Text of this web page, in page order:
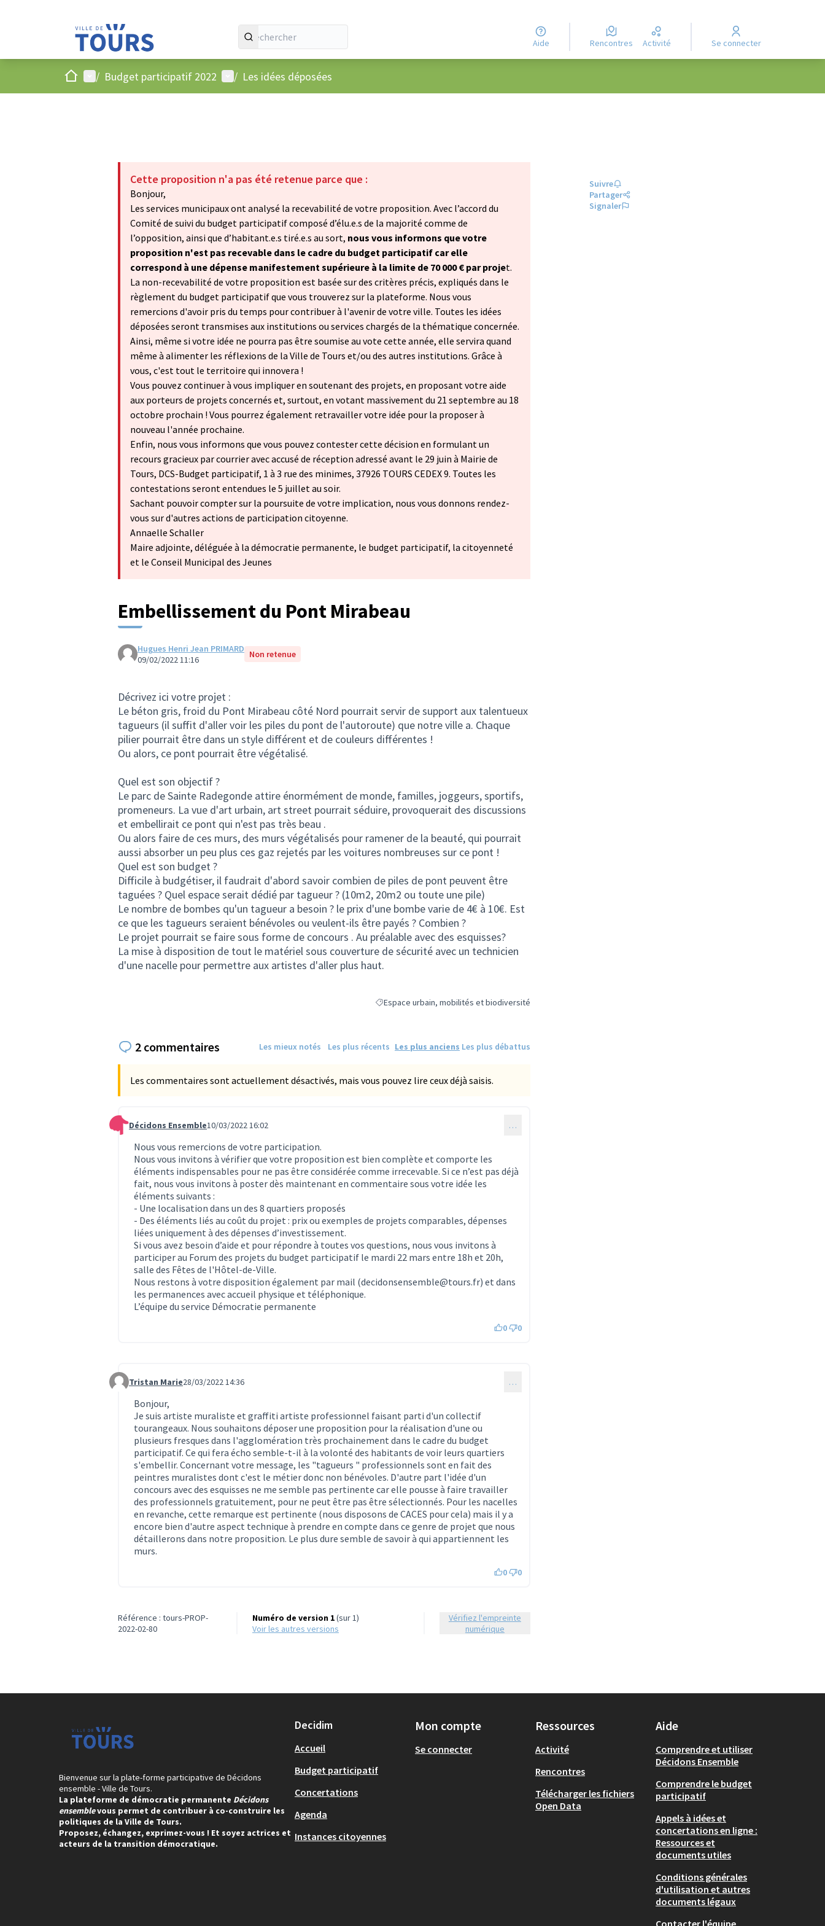
Aide Rencontres Activité Se connecter
AccueilMenu principal
/ Budget participatif 2022 Menu utilisateur
/ Les idées déposées
Cette proposition n'a pas été retenue parce que :
Bonjour,
Les services municipaux ont analysé la recevabilité de votre proposition. Avec l’accord du
Comité de suivi du budget participatif composé d’élu.e.s de la majorité comme de
l’opposition, ainsi que d’habitant.e.s tiré.e.s au sort, nous vous informons que votre
proposition n'est pas recevable dans le cadre du budget participatif car elle
correspond à une dépense manifestement supérieure à la limite de 70 000 € par projet.
La non-recevabilité de votre proposition est basée sur des critères précis, expliqués dans le
règlement du budget participatif que vous trouverez sur la plateforme. Nous vous
remercions d'avoir pris du temps pour contribuer à l'avenir de votre ville. Toutes les idées
déposées seront transmises aux institutions ou services chargés de la thématique concernée.
Ainsi, même si votre idée ne pourra pas être soumise au vote cette année, elle servira quand
même à alimenter les réflexions de la Ville de Tours et/ou des autres institutions. Grâce à
vous, c'est tout le territoire qui innovera !
Vous pouvez continuer à vous impliquer en soutenant des projets, en proposant votre aide
aux porteurs de projets concernés et, surtout, en votant massivement du 21 septembre au 18
octobre prochain ! Vous pourrez également retravailler votre idée pour la proposer à
nouveau l'année prochaine.
Enfin, nous vous informons que vous pouvez contester cette décision en formulant un
recours gracieux par courrier avec accusé de réception adressé avant le 29 juin à Mairie de
Tours, DCS-Budget participatif, 1 à 3 rue des minimes, 37926 TOURS CEDEX 9. Toutes les
contestations seront entendues le 5 juillet au soir.
Sachant pouvoir compter sur la poursuite de votre implication, nous vous donnons rendez-
vous sur d'autres actions de participation citoyenne.
Annaelle Schaller
Maire adjointe, déléguée à la démocratie permanente, le budget participatif, la citoyenneté
et le Conseil Municipal des Jeunes
Embellissement du Pont Mirabeau
Hugues Henri Jean PRIMARD
09/02/2022 11:16
Non retenue
Décrivez ici votre projet :
Le béton gris, froid du Pont Mirabeau côté Nord pourrait servir de support aux talentueux
tagueurs (il suffit d'aller voir les piles du pont de l'autoroute) que notre ville a. Chaque
pilier pourrait être dans un style différent et de couleurs différentes !
Ou alors, ce pont pourrait être végétalisé.
Quel est son objectif ?
Le parc de Sainte Radegonde attire énormément de monde, familles, joggeurs, sportifs,
promeneurs. La vue d'art urbain, art street pourrait séduire, provoquerait des discussions
et embellirait ce pont qui n'est pas très beau .
Ou alors faire de ces murs, des murs végétalisés pour ramener de la beauté, qui pourrait
aussi absorber un peu plus ces gaz rejetés par les voitures nombreuses sur ce pont !
Quel est son budget ?
Difficile à budgétiser, il faudrait d'abord savoir combien de piles de pont peuvent être
taguées ? Quel espace serait dédié par tagueur ? (10m2, 20m2 ou toute une pile)
Le nombre de bombes qu'un tagueur a besoin ? le prix d'une bombe varie de 4€ à 10€. Est
ce que les tagueurs seraient bénévoles ou veulent-ils être payés ? Combien ?
Le projet pourrait se faire sous forme de concours . Au préalable avec des esquisses?
La mise à disposition de tout le matériel sous couverture de sécurité avec un technicien
d'une nacelle pour permettre aux artistes d'aller plus haut.
Filtrer les résultats de la catégorie : Espace urbain, mobilités et biodiversité
Espace urbain, mobilités et biodiversité
Suivre
Partager
Signaler
2 commentaires Les mieux notés Les plus récents Les plus anciens Les plus débattus
Les commentaires sont actuellement désactivés, mais vous pouvez lire ceux déjà saisis.
Commentaire 160
Décidons Ensemble10/03/2022 16:02 …
Nous vous remercions de votre participation.
Nous vous invitons à vérifier que votre proposition est bien complète et comporte les
éléments indispensables pour ne pas être considérée comme irrecevable. Si ce n’est pas déjà
fait, nous vous invitons à poster dès maintenant en commentaire sous votre idée les
éléments suivants :
- Une localisation dans un des 8 quartiers proposés
- Des éléments liés au coût du projet : prix ou exemples de projets comparables, dépenses
liées uniquement à des dépenses d’investissement.
Si vous avez besoin d’aide et pour répondre à toutes vos questions, nous vous invitons à
participer au Forum des projets du budget participatif le mardi 22 mars entre 18h et 20h,
salle des Fêtes de l'Hôtel-de-Ville.
Nous restons à votre disposition également par mail (decidonsensemble@tours.fr) et dans
les permanences avec accueil physique et téléphonique.
L’équipe du service Démocratie permanente
0 0
Commentaire 484
Tristan Marie28/03/2022 14:36 …
Bonjour,
Je suis artiste muraliste et graffiti artiste professionnel faisant parti d'un collectif
tourangeaux. Nous souhaitons déposer une proposition pour la réalisation d'une ou
plusieurs fresques dans l'agglomération très prochainement dans le cadre du budget
participatif. Ce qui fera écho semble-t-il à la volonté des habitants de voir leurs quartiers
s'embellir. Concernant votre message, les "tagueurs " professionnels sont en fait des
peintres muralistes dont c'est le métier donc non bénévoles. D'autre part l'idée d'un
concours avec des esquisses ne me semble pas pertinente car elle pousse à faire travailler
des professionnels gratuitement, pour ne peut être pas être sélectionnés. Pour les nacelles
en revanche, cette remarque est pertinente (nous disposons de CACES pour cela) mais il y a
encore bien d'autre aspect technique à prendre en compte dans ce genre de projet que nous
détaillerons dans notre proposition. Le plus dure semble de savoir à qui appartiennent les
murs.
0 0
Référence : tours-PROP-
2022-02-80
Numéro de version 1(sur 1)
voir les autres versions
Vérifiez l'empreinte
numérique
Bienvenue sur la plate-forme participative de Décidons
ensemble - Ville de Tours.
La plateforme de démocratie permanente Décidons
ensemblevous permet de contribuer à co-construire les
politiques de la Ville de Tours.
Proposez, échangez, exprimez-vous ! Et soyez actrices et
acteurs de la transition démocratique.
Decidim
Accueil
Budget participatif
Concertations
Agenda
Instances citoyennes
Mon compte
Se connecter
Ressources
Activité
Rencontres
Télécharger les fichiers
Open Data
Aide
Comprendre et utiliser
Décidons Ensemble
Comprendre le budget
participatif
Appels à idées et
concertations en ligne :
Ressources et
documents utiles
Conditions générales
d'utilisation et autres
documents légaux
Contacter l'équipe